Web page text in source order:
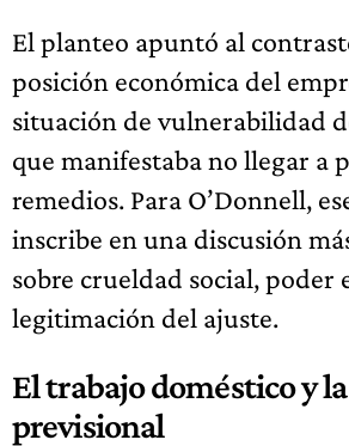
El planteo apuntó al
posición económica del
situación de vulnerabilidad
que manifestaba no llegar a
remedios. Para O’Donnell,
inscribe en una discusión
sobre crueldad social, poder
legitimación del ajuste.
El trabajo doméstico y
previsional